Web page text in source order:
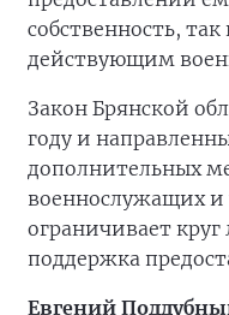
собственность,
действующим
Закон Брянской
году и
дополнительных
военнослужащих и
ограничивает
поддержка
Евгений